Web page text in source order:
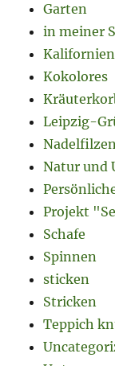
Garten
in meiner
Kalifornien
Kokolores
Leipzig-
Natur und
Projekt
Schafe
Spinnen
sticken
Stricken
Teppich